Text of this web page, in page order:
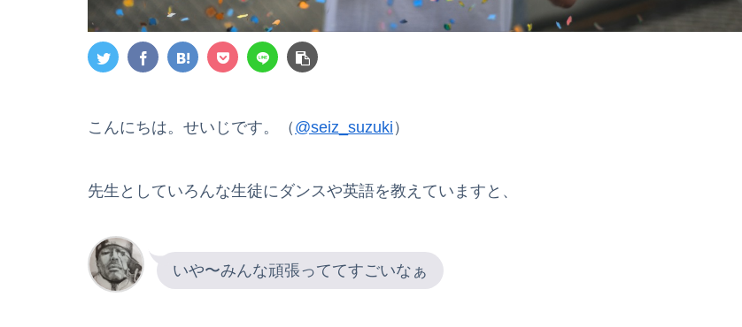
こんにちは。せいじです。（ @seiz_suzuki ）
先生としていろんな生徒にダンスや英語を教えていますと、
いや〜みんな頑張っててすごいなぁ